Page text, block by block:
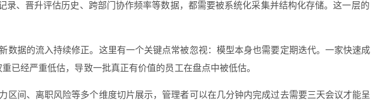
、晋升评估历史、跨部门协作频率等数据，都需要被系统化采集并结构化存储。这一层的
据的流入持续修正。这里有一个关键点常被忽视：模型本身也需要定期迭代。一家快速成
已经严重低估，导致一批真正有价值的员工在盘点中被低估。
间、离职风险等多个维度切片展示，管理者可以在几分钟内完成过去需要三天会议才能呈